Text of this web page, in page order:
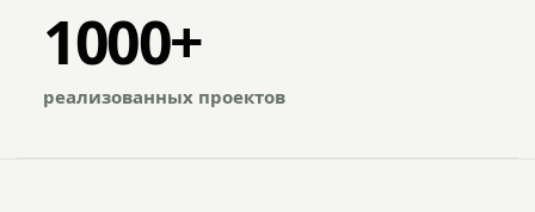
1000+
реализованных проектов